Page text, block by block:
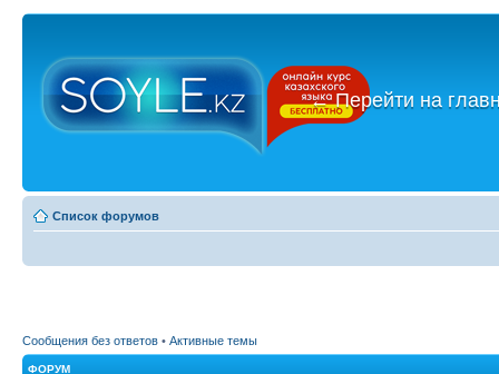
←Перейти на
Список форумов
Сообщения без ответов • Активные темы
ФОРУМ